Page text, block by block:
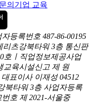
의 기업 교육
등록번호 487-86-00195
리츠강북타워 3층 통신판
호ㅣ직업정보제공사업
교육시설신고 제 원
표이사 이재성 04512
북타워 3층 사업자등록
호 제 2021-서울중